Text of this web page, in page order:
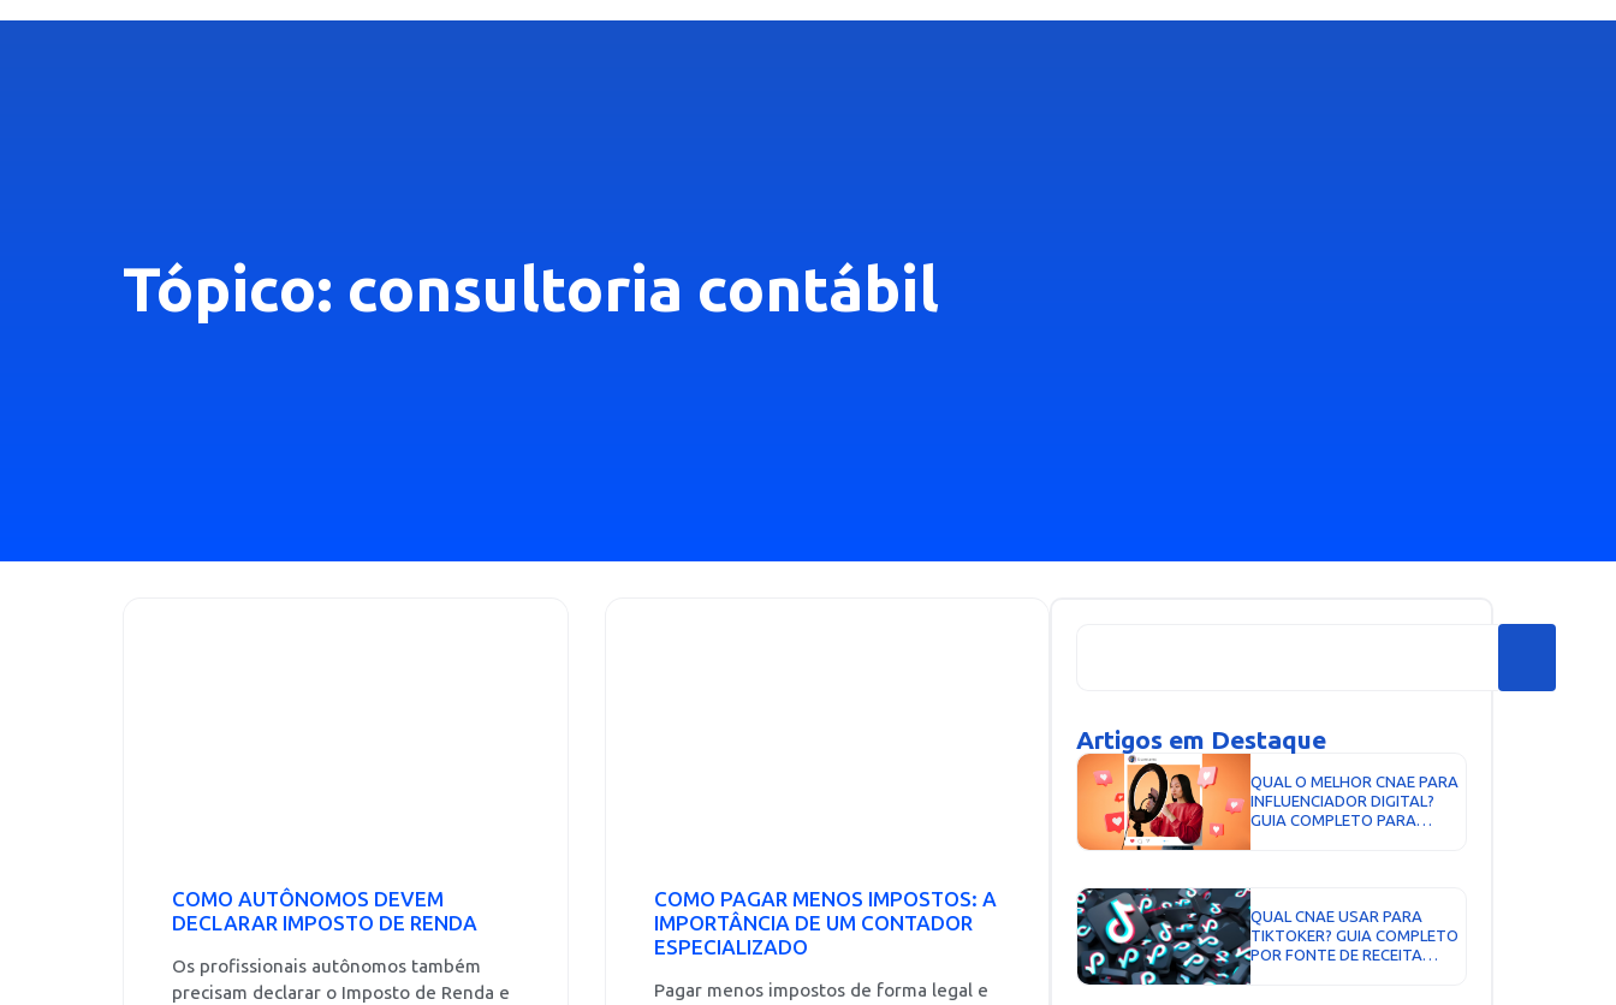
Tópico: consultoria contábil
COMO AUTÔNOMOS DEVEM
DECLARAR IMPOSTO DE RENDA
Os profissionais autônomos também
precisam declarar o Imposto de Renda e
COMO PAGAR MENOS IMPOSTOS: A
IMPORTÂNCIA DE UM CONTADOR
ESPECIALIZADO
Pagar menos impostos de forma legal e
Artigos em Destaque
QUAL O MELHOR CNAE PARA
INFLUENCIADOR DIGITAL?
GUIA COMPLETO PARA
QUAL CNAE USAR PARA
TIKTOKER? GUIA COMPLETO
POR FONTE DE RECEITA
FEDERAL...